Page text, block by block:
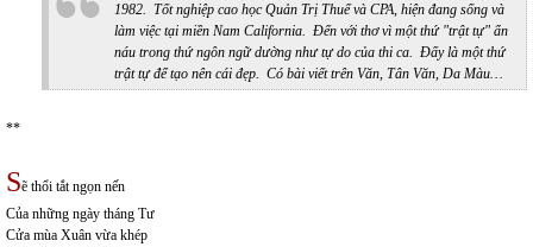
1982. Tốt nghiệp cao học Quản Trị Thuế và CPA, hiện đang sống và
làm việc tại miền Nam California. Đến với thơ vì một thứ "trật tự" ẩn
náu trong thứ ngôn ngữ dường như tự do của thi ca. Đấy là một thứ
trật tự để tạo nên cái đẹp. Có bài viết trên Văn, Tân Văn, Da Màu…
**
Sẽ thổi tắt ngọn nến
Của những ngày tháng Tư
Cửa mùa Xuân vừa khép